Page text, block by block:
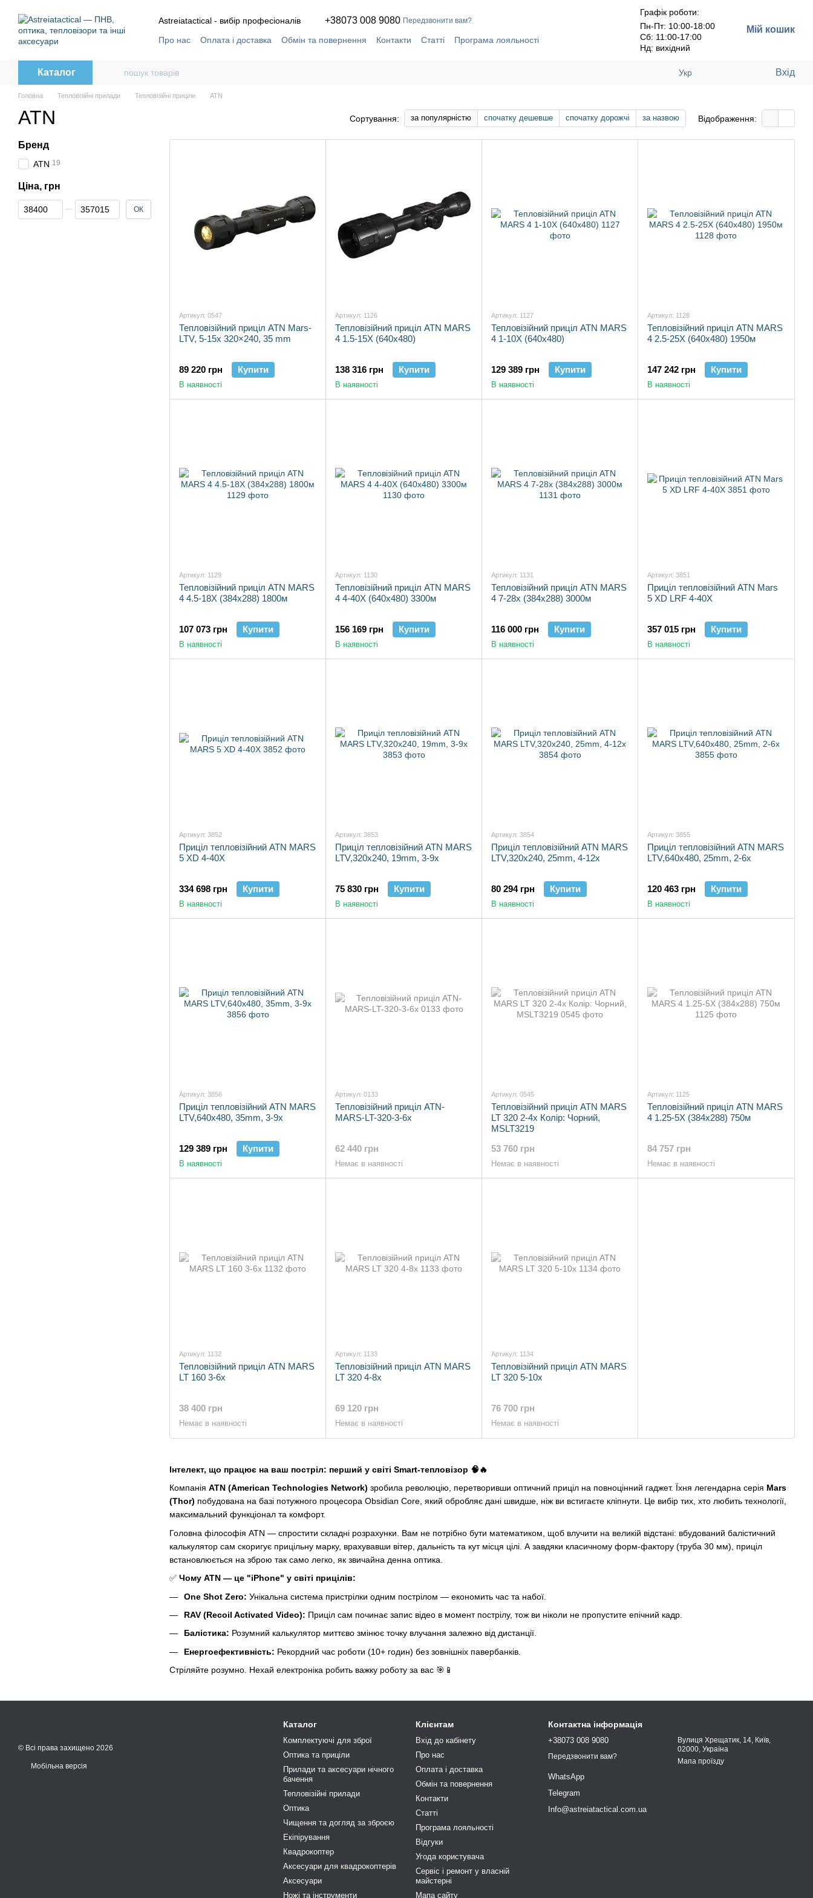
Astreiatactical - вибір професіоналів
+38073 008 9080 Передзвонити вам?
Про нас Оплата і доставка Обмін та повернення Контакти Статті
Програма лояльності
Графік роботи:
Пн-Пт: 10:00-18:00
Сб: 11:00-17:00
Нд: вихідний
Мій кошик
Каталог Укр Вхід
Головна Тепловізійні прилади Тепловізійні приціли ATN
ATN Сортування: за популярністю спочатку дешевше спочатку дорожчі за назвою Відображення:
Інтелект, що працює на ваш постріл: перший у світі Smart-тепловізор 🧠🔥
Компанія ATN (American Technologies Network) зробила революцію, перетворивши оптичний приціл на повноцінний гаджет. Їхня легендарна серія Mars
(Thor) побудована на базі потужного процесора Obsidian Core, який обробляє дані швидше, ніж ви встигаєте кліпнути. Це вибір тих, хто любить технології,
максимальний функціонал та комфорт.
Головна філософія ATN — спростити складні розрахунки. Вам не потрібно бути математиком, щоб влучити на великій відстані: вбудований балістичний
калькулятор сам скоригує прицільну марку, врахувавши вітер, дальність та кут місця цілі. А завдяки класичному форм-фактору (труба 30 мм), приціл
встановлюється на зброю так само легко, як звичайна денна оптика.
✅ Чому ATN — це "iPhone" у світі прицілів:
One Shot Zero: Унікальна система пристрілки одним пострілом — економить час та набої.
RAV (Recoil Activated Video): Приціл сам починає запис відео в момент пострілу, тож ви ніколи не пропустите епічний кадр.
Балістика: Розумний калькулятор миттєво змінює точку влучання залежно від дистанції.
Енергоефективність: Рекордний час роботи (10+ годин) без зовнішніх павербанків.
Стріляйте розумно. Нехай електроніка робить важку роботу за вас 🎯📱
Артикул: 0547
Тепловізійний приціл ATN Mars-
LTV, 5-15x 320×240, 35 mm
89 220 грн Купити
В наявності
Артикул: 1126
Тепловізійний приціл ATN MARS
4 1.5-15X (640x480)
138 316 грн Купити
В наявності
Артикул: 1127
Тепловізійний приціл ATN MARS
4 1-10X (640x480)
129 389 грн Купити
В наявності
Артикул: 1128
Тепловізійний приціл ATN MARS
4 2.5-25X (640x480) 1950м
147 242 грн Купити
В наявності
Артикул: 1129
Тепловізійний приціл ATN MARS
4 4.5-18X (384x288) 1800м
107 073 грн Купити
В наявності
Артикул: 1130
Тепловізійний приціл ATN MARS
4 4-40X (640x480) 3300м
156 169 грн Купити
В наявності
Артикул: 1131
Тепловізійний приціл ATN MARS
4 7-28x (384x288) 3000м
116 000 грн Купити
В наявності
Артикул: 3851
Приціл тепловізійний ATN Mars
5 XD LRF 4-40X
357 015 грн Купити
В наявності
Артикул: 3852
Приціл тепловізійний ATN MARS
5 XD 4-40X
334 698 грн Купити
В наявності
Артикул: 3853
Приціл тепловізійний ATN MARS
LTV,320х240, 19mm, 3-9х
75 830 грн Купити
В наявності
Артикул: 3854
Приціл тепловізійний ATN MARS
LTV,320х240, 25mm, 4-12х
80 294 грн Купити
В наявності
Артикул: 3855
Приціл тепловізійний ATN MARS
LTV,640х480, 25mm, 2-6х
120 463 грн Купити
В наявності
Артикул: 3856
Приціл тепловізійний ATN MARS
LTV,640х480, 35mm, 3-9х
129 389 грн Купити
В наявності
Артикул: 0133
Тепловізійний приціл ATN-
MARS-LT-320-3-6x
62 440 грн
Немає в наявності
Артикул: 0545
Тепловізійний приціл ATN MARS
LT 320 2-4x Колір: Чорний,
MSLT3219
53 760 грн
Немає в наявності
Артикул: 1125
Тепловізійний приціл ATN MARS
4 1.25-5X (384x288) 750м
84 757 грн
Немає в наявності
Артикул: 1132
Тепловізійний приціл ATN MARS
LT 160 3-6x
38 400 грн
Немає в наявності
Артикул: 1133
Тепловізійний приціл ATN MARS
LT 320 4-8x
69 120 грн
Немає в наявності
Артикул: 1134
Тепловізійний приціл ATN MARS
LT 320 5-10x
76 700 грн
Немає в наявності
Бренд
ATN 19
Ціна, грн
Від Ціна, грн
До Ціна, грн ОК
© Всі права захищено 2026
Мобільна версія
Каталог
Комплектуючі для зброї
Оптика та приціли
Прилади та аксесуари нічного
бачення
Тепловізійні прилади
Оптика
Чищення та догляд за зброєю
Екіпірування
Квадрокоптер
Аксесуари для квадрокоптерів
Аксесуари
Ножі та інструменти
Клієнтам
Вхід до кабінету
Про нас
Оплата і доставка
Обмін та повернення
Контакти
Статті
Програма лояльності
Відгуки
Угода користувача
Сервіс і ремонт у власній
майстерні
Мапа сайту
Контактна інформація
+38073 008 9080
Передзвонити вам?
WhatsApp
Telegram
Info@astreiatactical.com.ua
Вулиця Хрещатик, 14, Київ,
02000, Україна
Мапа проїзду